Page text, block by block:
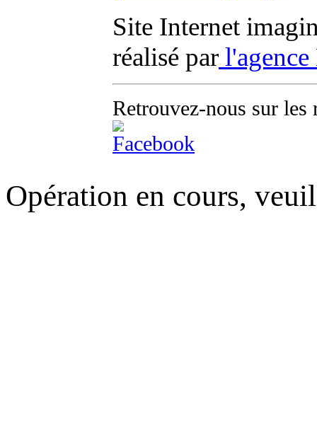
Site Internet
réalisé par
Retrouvez-nous sur les
Opération en cours,